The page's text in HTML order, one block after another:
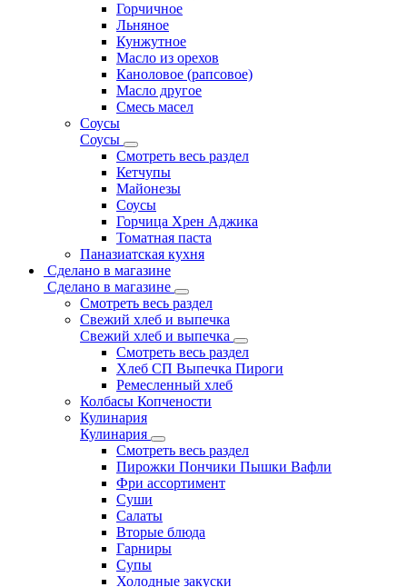
Горчичное
Льняное
Кунжутное
Масло из орехов
Каноловое (рапсовое)
Масло другое
Смесь масел
Соусы
Соусы
Смотреть весь раздел
Кетчупы
Майонезы
Соусы
Горчица Хрен Аджика
Томатная паста
Паназиатская кухня
Сделано в магазине
Сделано в магазине
Смотреть весь раздел
Свежий хлеб и выпечка
Свежий хлеб и выпечка
Смотреть весь раздел
Хлеб СП Выпечка Пироги
Ремесленный хлеб
Колбасы Копчености
Кулинария
Кулинария
Смотреть весь раздел
Пирожки Пончики Пышки Вафли
Фри ассортимент
Суши
Салаты
Вторые блюда
Гарниры
Супы
Холодные закуски